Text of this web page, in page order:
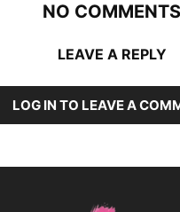
NO COMMENTS
LEAVE A REPLY
LOG IN TO LEAVE A